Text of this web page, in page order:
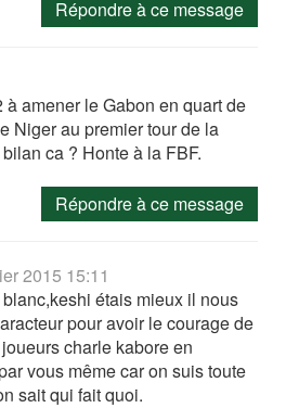
Répondre à ce message
amener le Gabon en quart de
Niger au premier tour de la
ca ? Honte à la FBF.
Répondre à ce message
2015 15:11
étais mieux il nous
pour avoir le courage de
charle kabore en
vous même car on suis toute
sait qui fait quoi.